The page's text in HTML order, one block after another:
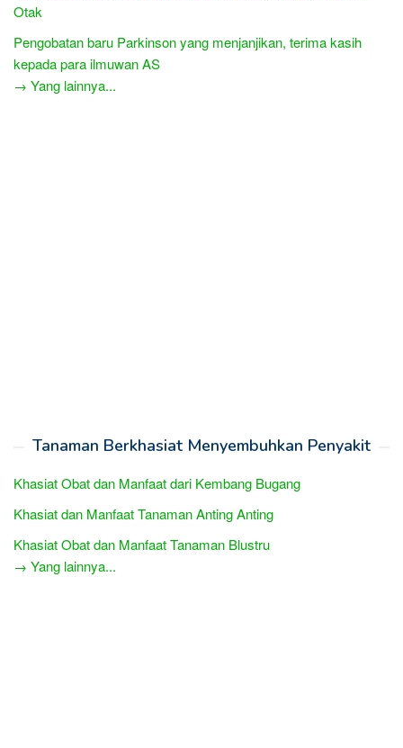
Otak
Pengobatan baru Parkinson yang menjanjikan, terima kasih
kepada para ilmuwan AS
→ Yang lainnya...
Tanaman Berkhasiat Menyembuhkan Penyakit
Khasiat Obat dan Manfaat dari Kembang Bugang
Khasiat dan Manfaat Tanaman Anting Anting
Khasiat Obat dan Manfaat Tanaman Blustru
→ Yang lainnya...